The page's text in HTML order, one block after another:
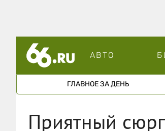
АВТО
ГЛАВНОЕ ЗА ДЕНЬ
Приятный